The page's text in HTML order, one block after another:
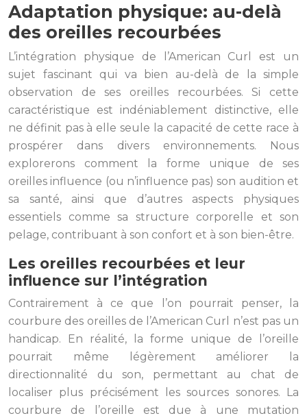
Adaptation physique: au-delà
des oreilles recourbées
L’intégration physique de l’American Curl est un
sujet fascinant qui va bien au-delà de la simple
observation de ses oreilles recourbées. Si cette
caractéristique est indéniablement distinctive, elle
ne définit pas à elle seule la capacité de cette race à
prospérer dans divers environnements. Nous
explorerons comment la forme unique de ses
oreilles influence (ou n’influence pas) son audition et
sa santé, ainsi que d’autres aspects physiques
essentiels comme sa structure corporelle et son
pelage, contribuant à son confort et à son bien-être.
Les oreilles recourbées et leur
influence sur l’intégration
Contrairement à ce que l’on pourrait penser, la
courbure des oreilles de l’American Curl n’est pas un
handicap. En réalité, la forme unique de l’oreille
pourrait même légèrement améliorer la
directionnalité du son, permettant au chat de
localiser plus précisément les sources sonores. La
courbure de l’oreille est due à une mutation